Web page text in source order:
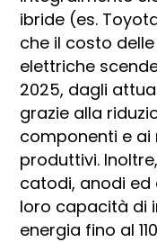
ibride (es.
che il costo
elettriche
2025, dagli
grazie alla
componenti e ai
produttivi.
catodi, anodi
loro capacità di
energia fino al